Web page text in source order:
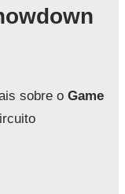
sobre oGame